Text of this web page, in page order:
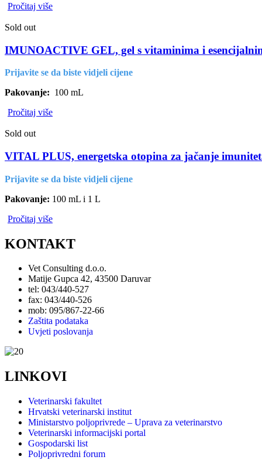
Pročitaj više
Sold out
IMUNOACTIVE GEL, gel s vitaminima i
Prijavite se da biste vidjeli cijene
Pakovanje: 100 mL
Pročitaj više
Sold out
VITAL PLUS, energetska otopina za jačanje
Prijavite se da biste vidjeli cijene
Pakovanje: 100 mL i 1 L
Pročitaj više
KONTAKT
Vet Consulting d.o.o.
Matije Gupca 42, 43500 Daruvar
tel: 043/440-527
fax: 043/440-526
mob: 095/867-22-66
Zaštita podataka
Uvjeti poslovanja
LINKOVI
Veterinarski fakultet
Hrvatski veterinarski institut
Ministarstvo poljoprivrede – Uprava za veterinarstvo
Veterinarski informacijski portal
Gospodarski list
Poljoprivredni forum